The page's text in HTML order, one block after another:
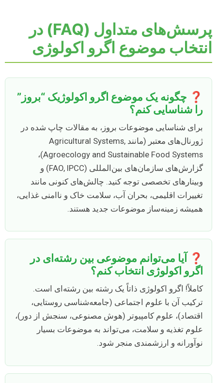
پرسش‌های متداول (FAQ) در
انتخاب موضوع اگرو اکولوژی
❓ چگونه یک موضوع اگرو اکولوژیک “بروز”
را شناسایی کنم؟
برای شناسایی موضوعات بروز، به مقالات چاپ شده در
ژورنال‌های معتبر (مانند Agricultural Systems,
Agroecology and Sustainable Food Systems)،
گزارش‌های سازمان‌های بین‌المللی (FAO, IPCC) و
وبینارهای تخصصی توجه کنید. چالش‌های کنونی مانند
تغییرات اقلیمی، بحران آب، سلامت خاک و ناامنی غذایی،
همیشه زمینه‌ساز موضوعات جدید هستند.
❓ آیا می‌توانم موضوعی بین رشته‌ای در
اگرو اکولوژی انتخاب کنم؟
کاملاً! اگرو اکولوژی ذاتاً یک رشته بین رشته‌ای است.
ترکیب آن با علوم اجتماعی (جامعه‌شناسی روستایی،
اقتصاد)، علوم کامپیوتر (هوش مصنوعی، سنجش از دور)،
علوم تغذیه و سلامت، می‌تواند به موضوعات بسیار
نوآورانه و ارزشمندی منجر شود.